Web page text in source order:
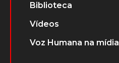
Biblioteca
Vídeos
Voz Humana na mídia